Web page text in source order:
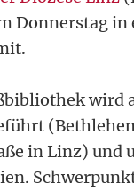
Donnerstag in
wird
in Linz) und